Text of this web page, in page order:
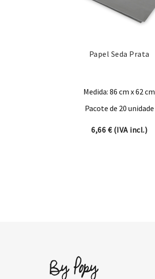
Papel Seda Prata
Medida: 86 cm x 62 cm
Pacote de 20 unidade
6,66 €(IVA incl.)